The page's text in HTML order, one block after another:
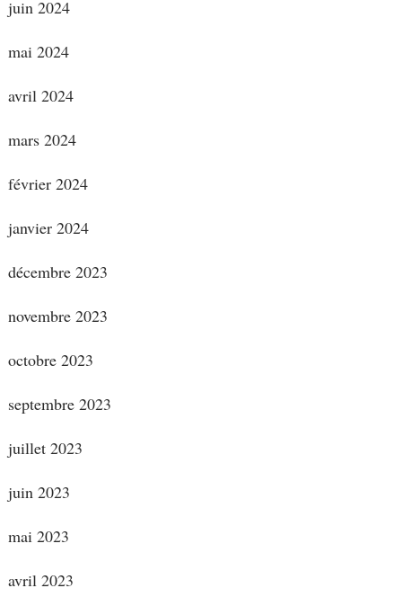
juin 2024
mai 2024
avril 2024
mars 2024
février 2024
janvier 2024
décembre 2023
novembre 2023
octobre 2023
septembre 2023
juillet 2023
juin 2023
mai 2023
avril 2023